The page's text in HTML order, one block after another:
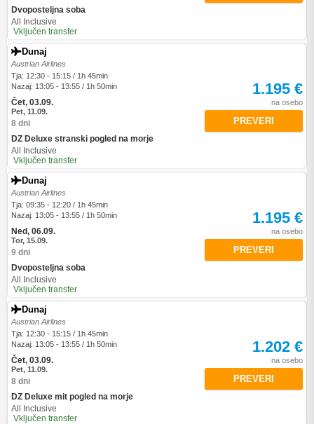
Dvoposteljna soba
All Inclusive
Vključen transfer
Dunaj
Austrian Airlines
Tja: 12:30 - 15:15 / 1h 45min
Nazaj: 13:05 - 13:55 / 1h 50min
Čet, 03.09.
Pet, 11.09.
8 dni
DZ Deluxe stranski pogled na morje
All Inclusive
Vključen transfer
1.195 €
na osebo
PREVERI
Dunaj
Austrian Airlines
Tja: 09:35 - 12:20 / 1h 45min
Nazaj: 13:05 - 13:55 / 1h 50min
Ned, 06.09.
Tor, 15.09.
9 dni
Dvoposteljna soba
All Inclusive
Vključen transfer
1.195 €
na osebo
PREVERI
Dunaj
Austrian Airlines
Tja: 12:30 - 15:15 / 1h 45min
Nazaj: 13:05 - 13:55 / 1h 50min
Čet, 03.09.
Pet, 11.09.
8 dni
DZ Deluxe mit pogled na morje
All Inclusive
Vključen transfer
1.202 €
na osebo
PREVERI